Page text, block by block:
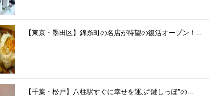
【東京・墨田区】錦糸町の名店が待望の復活オープン！...
【千葉・松戸】八柱駅すぐに幸せを運ぶ“鍵しっぽ”の...